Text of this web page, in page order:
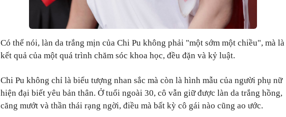
Có thể nói, làn da trắng mịn của Chi Pu không phải "một sớm một chiều", mà là
kết quả của một quá trình chăm sóc khoa học, đều đặn và kỷ luật.
Chi Pu không chỉ là biểu tượng nhan sắc mà còn là hình mẫu của người phụ nữ
hiện đại biết yêu bản thân. Ở tuổi ngoài 30, cô vẫn giữ được làn da trắng hồng,
căng mướt và thần thái rạng ngời, điều mà bất kỳ cô gái nào cũng ao ước.